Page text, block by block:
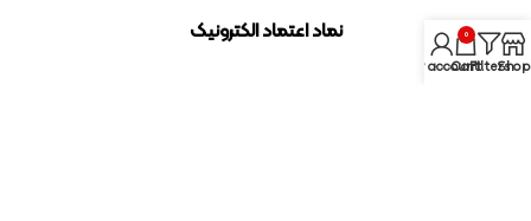
نماد اعتماد الکترونیک
Shop
Filters
0
Cart
My account